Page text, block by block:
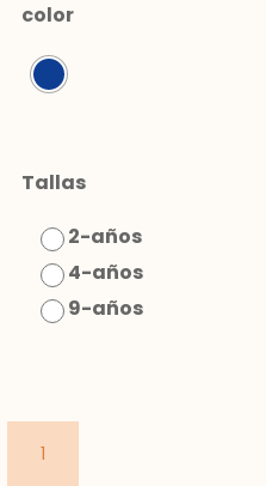
color
Tallas
2-años
4-años
9-años
vestir